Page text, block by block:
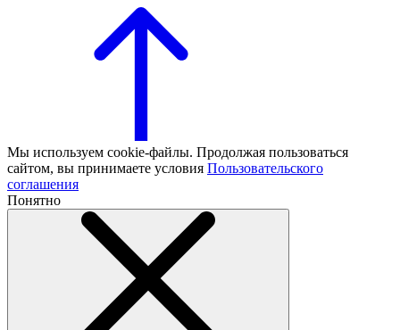
Мы используем cookie-файлы. Продолжая пользоваться
сайтом, вы принимаете условия Пользовательского
соглашения
Понятно